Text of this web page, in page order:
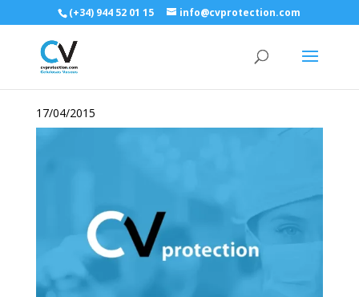
(+34) 944 52 01 15 info@cvprotection.com
17/04/2015